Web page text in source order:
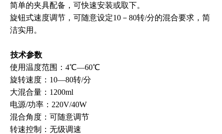
简单的夹具配备，可快速安装或取下。
旋钮式速度调节，可随意设定10－80转/分的混合要求，简
洁实用。
技术参数
使用温度范围：4℃—60℃
旋转速度：10—80转/分
大混合量：1200ml
电源/功率：220V/40W
混合角度：可随意调节
转速控制：无级调速